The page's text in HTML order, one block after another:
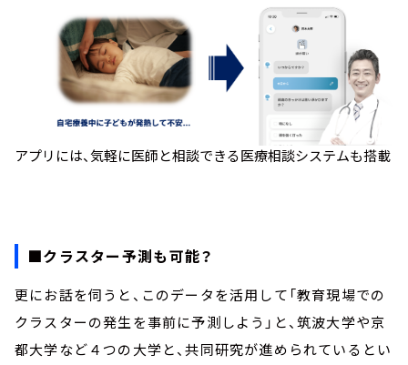
アプリには、気軽に医師と相談できる医療相談システムも搭載
■クラスター予測も可能？
更にお話を伺うと、このデータを活用して「教育現場での
クラスターの発生を事前に予測しよう」と、筑波大学や京
都大学など４つの大学と、共同研究が進められているとい